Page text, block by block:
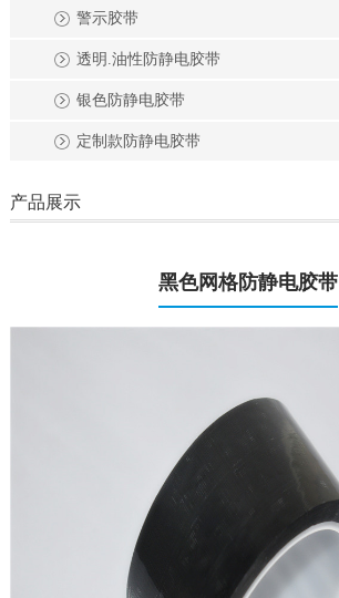
警示胶带
透明.油性防静电胶带
银色防静电胶带
定制款防静电胶带
产品展示
黑色网格防静电胶带